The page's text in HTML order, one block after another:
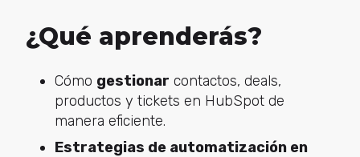
¿Qué aprenderás?
Cómo gestionar contactos, deals,
productos y tickets en HubSpot de
manera eficiente.
Estrategias de automatización en